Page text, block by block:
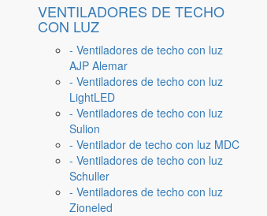
VENTILADORES DE TECHO
CON LUZ
- Ventiladores de techo con luz
AJP Alemar
- Ventiladores de techo con luz
LightLED
- Ventiladores de techo con luz
Sulion
- Ventilador de techo con luz MDC
- Ventiladores de techo con luz
Schuller
- Ventiladores de techo con luz
Zioneled